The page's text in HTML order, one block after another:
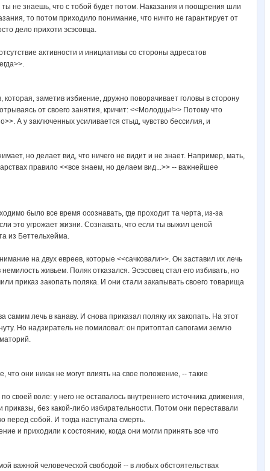
не знаешь, что с тобой будет потом. Наказания и поощрения шли
то потом приходило понимание, что ничто не гарантирует от
дело прихоти эсэсовца.
активности и инициативы со стороны адресатов
заметив избиение, дружно поворачивает головы в сторону
от своего занятия, кричит: <<Молодцы!>> Потому что
А у заключенных усиливается стыд, чувство бессилия, и
но делает вид, что ничего не видит и не знает. Например, мать,
правило <<все знаем, но делаем вид...>> -- важнейшее
было все время осознавать, где проходит та черта, из-за
это угрожает жизни. Сознавать, что если ты выжил ценой
из Беттельхейма.
на двух евреев, которые <<сачковали>>. Он заставил их лечь
живьем. Поляк отказался. Эсэсовец стал его избивать, но
приказ закопать поляка. И они стали закапывать своего товарища
самим лечь в канаву. И снова приказал поляку их закопать. На этот
Но надзиратель не помиловал: он притоптал сапогами землю
они никак не могут влиять на свое положение, -- такие
своей воле: у него не оставалось внутреннего источника движения,
без какой-либо избирательности. Потом они переставали
перед собой. И тогда наступала смерть.
и приходили к состоянию, когда они могли принять все что
важной человеческой свободой -- в любых обстоятельствах